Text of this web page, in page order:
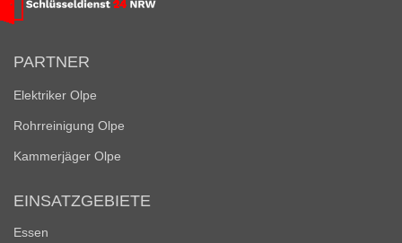
PARTNER
Elektriker Olpe
Rohrreinigung Olpe
Kammerjäger Olpe
EINSATZGEBIETE
Essen